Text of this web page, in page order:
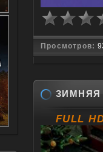
Просмотров:
ЗИМНЯЯ
FULL